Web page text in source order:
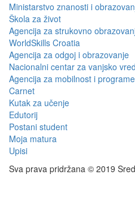
Ministarstvo znanosti i
Škola za život
Agencija za strukovno
WorldSkills Croatia
Agencija za odgoj i obrazovanje
Nacionalni centar za vanjsko
Agencija za mobilnost i
Carnet
Kutak za učenje
Edutorij
Postani student
Moja matura
Upisi
Sva prava pridržana © 2019